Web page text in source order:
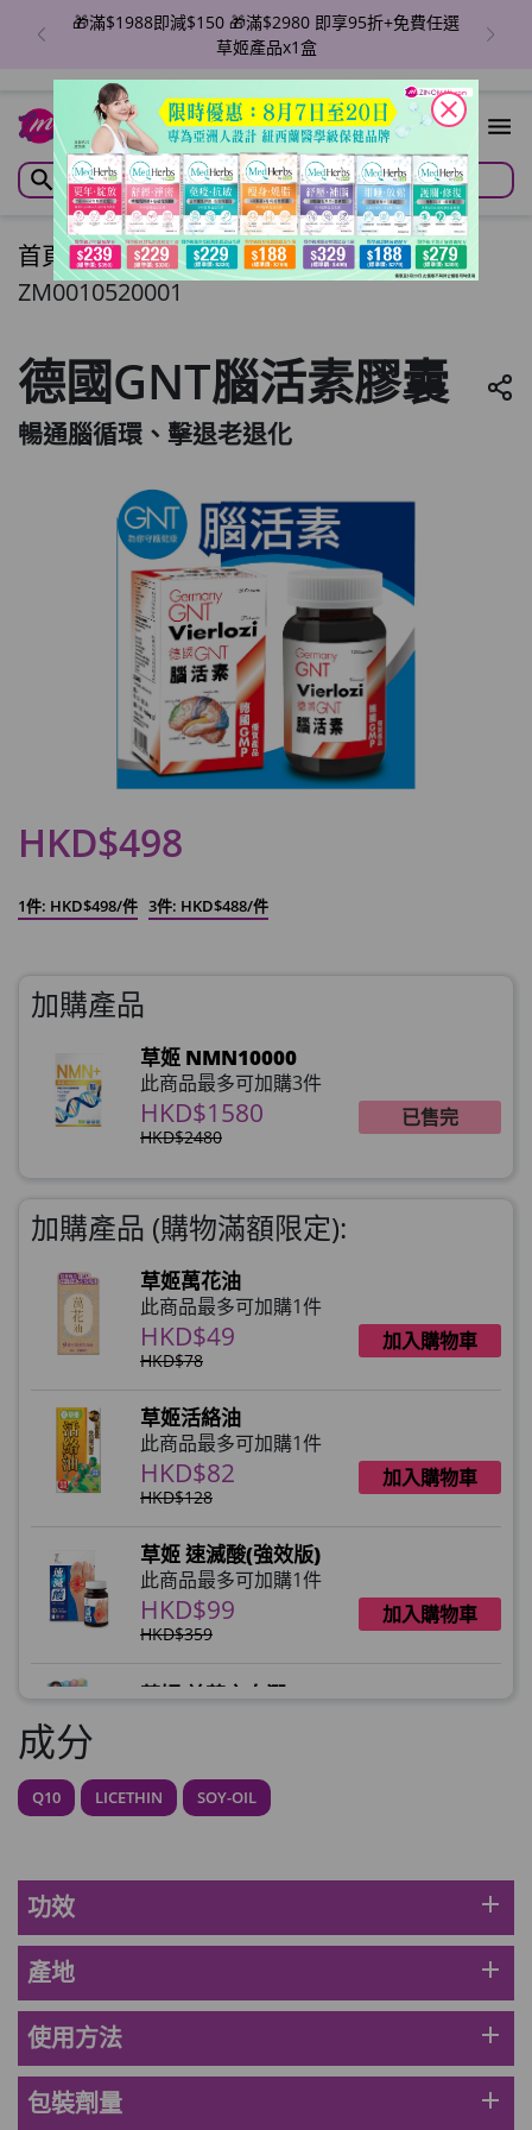
🎁滿$1988即減$150 🎁滿$2980 即享95折+免費任選
草姬產品x1盒
首頁/德國GNT腦活素膠囊
ZM0010520001
德國GNT腦活素膠囊
暢通腦循環、擊退老退化
HKD$498
1件: HKD$498/件 3件: HKD$488/件
加購產品
草姬 NMN10000
此商品最多可加購3件
HKD$1580
HKD$2480
已售完
加購產品 (購物滿額限定):
草姬萬花油
此商品最多可加購1件
HKD$49
HKD$78
加入購物車
草姬活絡油
此商品最多可加購1件
HKD$82
HKD$128
加入購物車
草姬 速滅酸(強效版)
此商品最多可加購1件
HKD$99
HKD$359
加入購物車
草姬 益菌之白潤
草姬 調經緊緻寶(27年2月到期)
男補精力丸5:1 (到期日2028年1月)
HKD$169 加入購物車
理膚泉 無香大哥大防曬 50ml (2027年4
成分
Q10 LICETHIN SOY-OIL
功效 add
產地 add
使用方法 add
包裝劑量 add
close